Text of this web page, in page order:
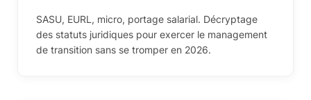
SASU, EURL, micro, portage salarial. Décryptage
des statuts juridiques pour exercer le management
de transition sans se tromper en 2026.